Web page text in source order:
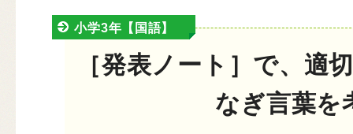
小学3年【国語】
［発表ノート］で、適
なぎ言葉を